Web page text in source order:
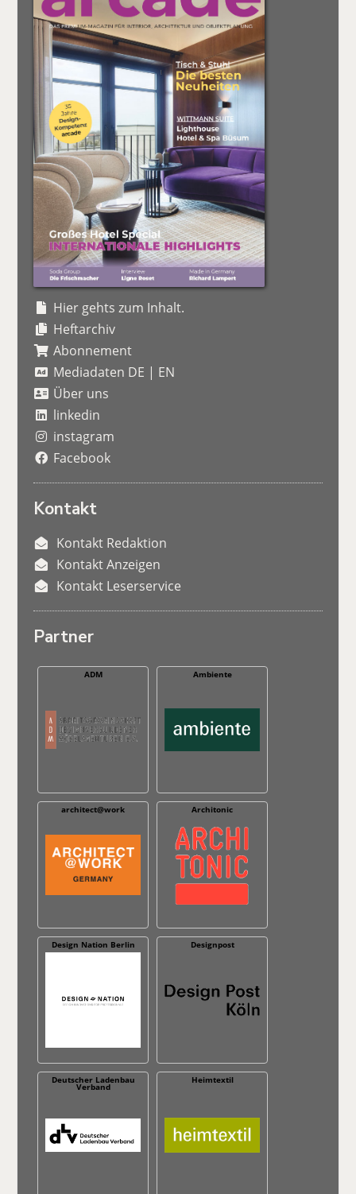
Hier gehts zum Inhalt.
Heftarchiv
Abonnement
Mediadaten DE | EN
Über uns
linkedin
instagram
Facebook
Kontakt
Kontakt Redaktion
Kontakt Anzeigen
Kontakt Leserservice
Partner
ADM Ambiente
architect@work Architonic
Design Nation Berlin Designpost
Deutscher Ladenbau
Verband
Heimtextil